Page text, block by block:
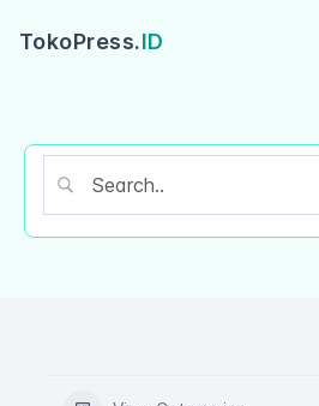
TokoPress.ID